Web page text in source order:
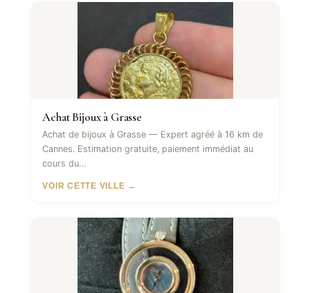
Achat Bijoux à Grasse
Achat de bijoux à Grasse — Expert agréé à 16 km de
Cannes. Estimation gratuite, paiement immédiat au
cours du…
VOIR CETTE VILLE →